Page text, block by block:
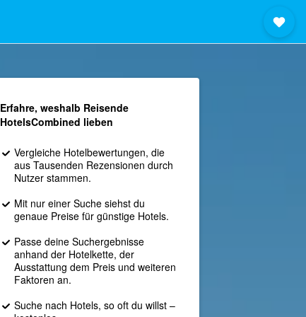
Erfahre, weshalb Reisende
HotelsCombined lieben
Vergleiche Hotelbewertungen, die
aus Tausenden Rezensionen durch
Nutzer stammen.
Mit nur einer Suche siehst du
genaue Preise für günstige Hotels.
Passe deine Suchergebnisse
anhand der Hotelkette, der
Ausstattung dem Preis und weiteren
Faktoren an.
Suche nach Hotels, so oft du willst –